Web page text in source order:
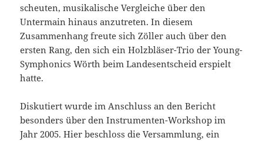
scheuten, musikalische Vergleiche über den
Untermain hinaus anzutreten. In diesem
Zusammenhang freute sich Zöller auch über den
ersten Rang, den sich ein Holzbläser-Trio der Young-
Symphonics Wörth beim Landesentscheid erspielt
hatte.
Diskutiert wurde im Anschluss an den Bericht
besonders über den Instrumenten-Workshop im
Jahr 2005. Hier beschloss die Versammlung, ein